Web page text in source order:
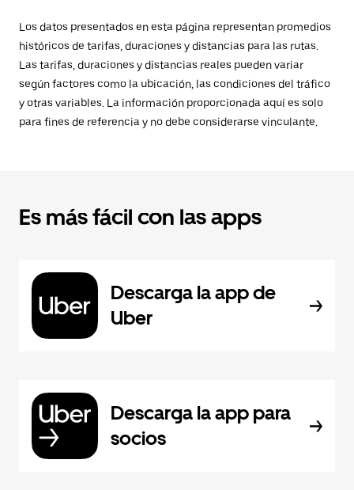
Los datos presentados en esta página representan promedios
históricos de tarifas, duraciones y distancias para las rutas.
Las tarifas, duraciones y distancias reales pueden variar
según factores como la ubicación, las condiciones del tráfico
y otras variables. La información proporcionada aquí es solo
para fines de referencia y no debe considerarse vinculante.
Es más fácil con las apps
Descarga la app de
Uber
Descarga la app para
socios